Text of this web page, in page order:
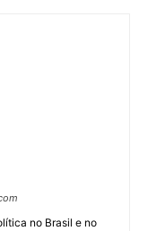
no Brasil e no